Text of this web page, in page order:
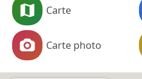
Carte
Carte photo